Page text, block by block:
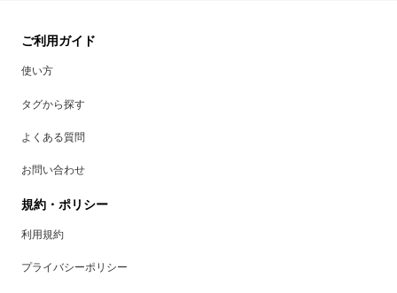
ご利用ガイド
使い方
タグから探す
よくある質問
お問い合わせ
規約・ポリシー
利用規約
プライバシーポリシー